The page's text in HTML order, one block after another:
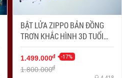
BẬT LỬA ZIPPO BẢN ĐỒNG
TRƠN KHẮC HÌNH 3D TUỔI
CON RẮN SIÊU SẮC NÉT
1.499.000đ -17%
1.800.000đ